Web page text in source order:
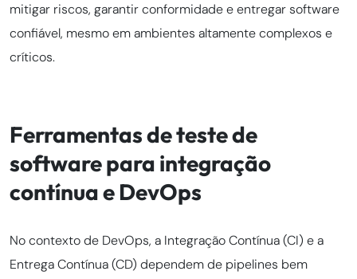
mitigar riscos, garantir conformidade e entregar software
confiável, mesmo em ambientes altamente complexos e
críticos.
Ferramentas de teste de
software para integração
contínua e DevOps
No contexto de DevOps, a Integração Contínua (CI) e a
Entrega Contínua (CD) dependem de pipelines bem